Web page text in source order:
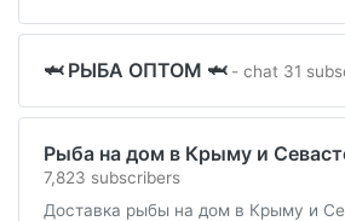
🦈 РЫБА ОПТОМ 🦈 - chat 31
Рыба на дом в Крыму и
7,823 subscribers
Доставка рыбы на дом в Крыму и